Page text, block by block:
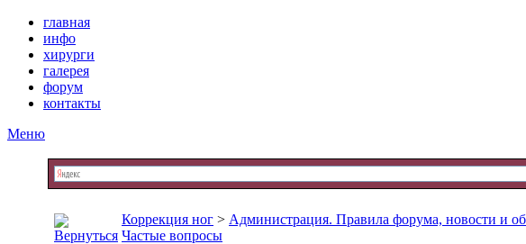
главная
инфо
хирурги
галерея
форум
контакты
Меню
Коррекция ног > Администрация. Правила форума, новости и
Частые вопросы